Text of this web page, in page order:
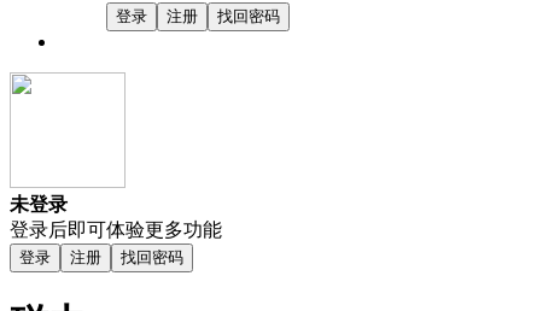
登录 注册 找回密码
未登录
登录后即可体验更多功能
登录 注册 找回密码